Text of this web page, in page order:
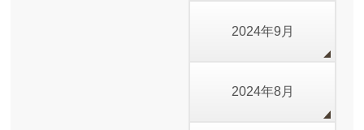
2024年9月
2024年8月